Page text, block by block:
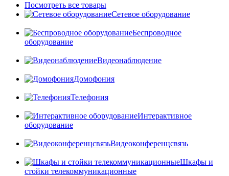
Посмотреть все товары
Сетевое оборудование
Беспроводное
оборудование
Видеонаблюдение
Домофония
Телефония
Интерактивное
оборудование
Видеоконференцсвязь
Шкафы и
стойки телекоммуникационные